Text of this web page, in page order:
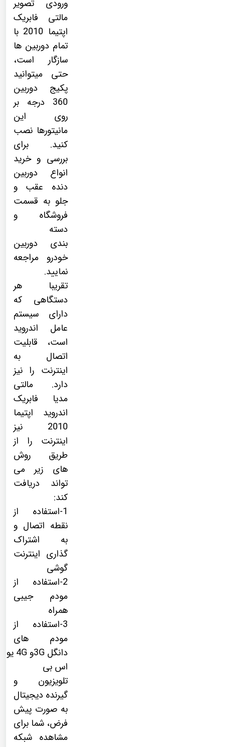
ورودی تصویر
مالتی فابریک
اپتیما 2010 با
تمام دوربین ها
سازگار است،
حتی میتوانید
پکیج دوربین
360 درجه
بر
روی این
مانیتورها نصب
کنید. برای
بررسی و خرید
انواع دوربین
دنده عقب و
جلو به قسمت
فروشگاه و
دسته
بندی دوربین
خودرو مراجعه
نمایید.
تقریبا هر
دستگاهی که
دارای سیستم
عامل اندروید
است، قابلیت
اتصال به
اینترنت را نیز
دارد. مالتی
مدیا فابریک
اندروید اپتیما
2010 نیز
اینترنت را از
طریق روش
های زیر می
تواند دریافت
کند:
1-استفاده از
نقطه اتصال و
به اشتراک
گذاری اینترنت
گوشی
2-استفاده از
مودم جیبی
همراه
3-استفاده از
مودم های
دانگل 3Gو 4G یو
اس بی
تلویزیون و
گیرنده دیجیتال
به صورت پیش
فرض، شما برای
مشاهده شبکه